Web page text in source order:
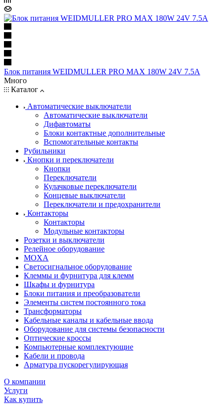
Блок питания WEIDMULLER PRO MAX 180W 24V 7.5A
Много
Каталог
Автоматические выключатели
Автоматические выключатели
Дифавтоматы
Блоки контактные дополнительные
Вспомогательные контакты
Рубильники
Кнопки и переключатели
Кнопки
Переключатели
Кулачковые переключатели
Концевые выключатели
Переключатели и предохранители
Контакторы
Контакторы
Модульные контакторы
Розетки и выключатели
Релейное оборудование
MOXA
Светосигнальное оборудование
Клеммы и фурнитура для клемм
Шкафы и фурнитура
Блоки питания и преобразователи
Элементы систем постоянного тока
Трансформаторы
Кабельные каналы и кабельные ввода
Оборудование для системы безопасности
Оптические кроссы
Компьютерные комплектующие
Кабели и провода
Арматура пускорегулирующая
О компании
Услуги
Как купить